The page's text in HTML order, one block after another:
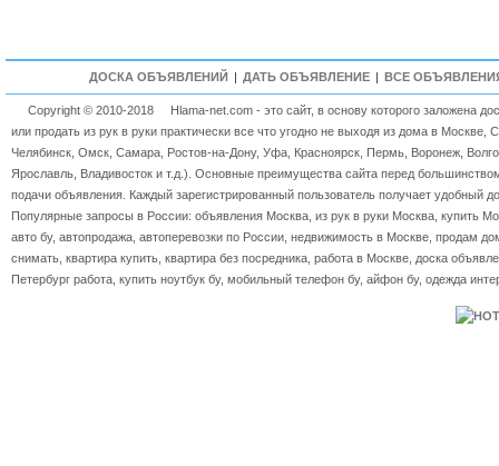
ДОСКА ОБЪЯВЛЕНИЙ | ДАТЬ ОБЪЯВЛЕНИЕ | ВСЕ
Copyright © 2010-2018
Hlama-net.com - это сайт, в основу которого заложена
или продать из рук в руки практически все что угодно не выходя из дома в
Челябинск, Омск, Самара, Ростов-на-Дону, Уфа, Красноярск, Пермь, Воронеж,
Ярославль, Владивосток и т.д.). Основные преимущества сайта перед
подачи объявления. Каждый зарегистрированный пользователь получает удобный
Популярные запросы в России: объявления Москва, из рук в руки Москва, купить
авто бу, автопродажа, автоперевозки по России, недвижимость в Москве, продам
снимать, квартира купить, квартира без посредника, работа в Москве, доска
Петербург работа, купить ноутбук бу, мобильный телефон бу, айфон бу, одежда